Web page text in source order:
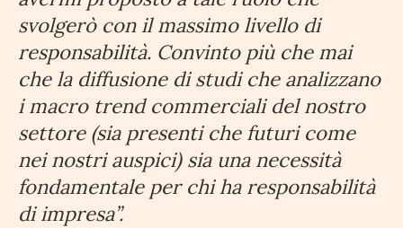
svolgerò con il massimo livello di
responsabilità. Convinto più che mai
che la diffusione di studi che analizzano
i macro trend commerciali del nostro
settore (sia presenti che futuri come
nei nostri auspici) sia una necessità
fondamentale per chi ha responsabilità
di impresa”.